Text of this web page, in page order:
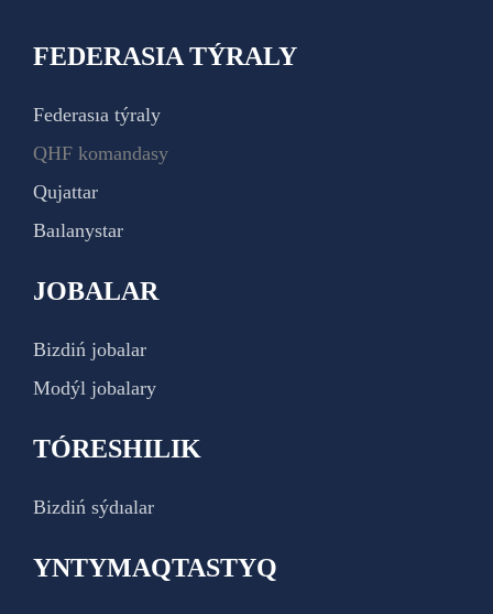
FEDERASIA TÝRALY
Federasıa týraly
QHF komandasy
Qujattar
Baılanystar
JOBALAR
Bizdiń jobalar
Modýl jobalary
TÓRESHILIK
Bizdiń sýdıalar
YNTYMAQTASTYQ